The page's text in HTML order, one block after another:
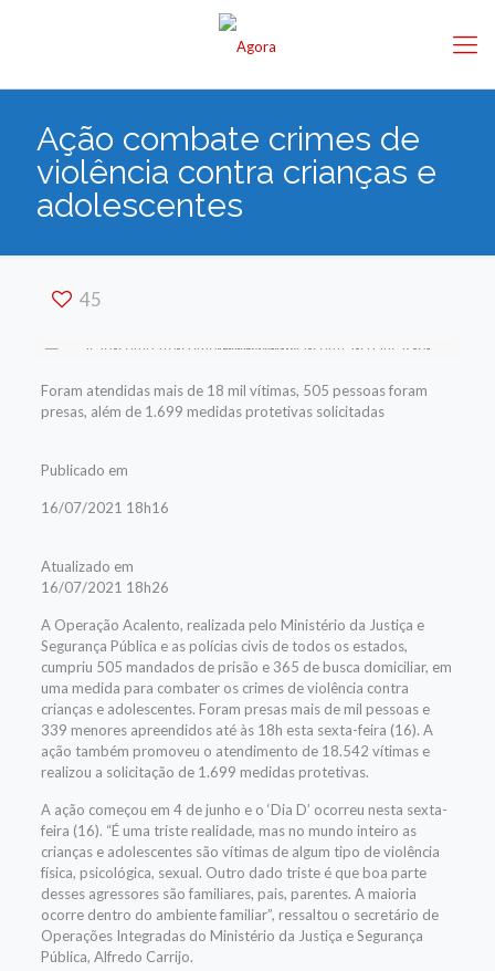
Ação combate crimes de
violência contra crianças e
adolescentes
45
Foram atendidas mais de 18 mil vítimas, 505 pessoas foram
presas, além de 1.699 medidas protetivas solicitadas
Publicado em
16/07/2021 18h16
Atualizado em
16/07/2021 18h26
A Operação Acalento, realizada pelo Ministério da Justiça e
Segurança Pública e as polícias civis de todos os estados,
cumpriu 505 mandados de prisão e 365 de busca domiciliar, em
uma medida para combater os crimes de violência contra
crianças e adolescentes. Foram presas mais de mil pessoas e
339 menores apreendidos até às 18h esta sexta-feira (16). A
ação também promoveu o atendimento de 18.542 vítimas e
realizou a solicitação de 1.699 medidas protetivas.
A ação começou em 4 de junho e o ‘Dia D’ ocorreu nesta sexta-
feira (16). “É uma triste realidade, mas no mundo inteiro as
crianças e adolescentes são vítimas de algum tipo de violência
física, psicológica, sexual. Outro dado triste é que boa parte
desses agressores são familiares, pais, parentes. A maioria
ocorre dentro do ambiente familiar”, ressaltou o secretário de
Operações Integradas do Ministério da Justiça e Segurança
Pública, Alfredo Carrijo.